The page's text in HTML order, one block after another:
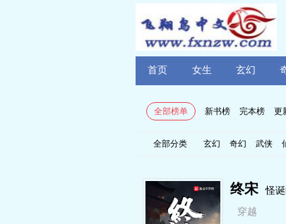
首页 女生 玄幻
全部榜单 新书榜 完本榜 更
全部分类 玄幻 奇幻 武侠
终宋
怪
穿越